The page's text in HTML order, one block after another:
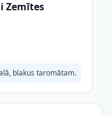
Zemītes
blakus taromātam.